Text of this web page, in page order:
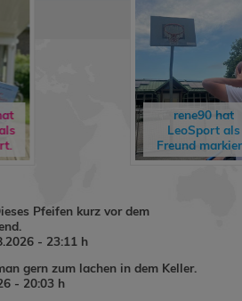
buchreisende
freddyundfelix
Gästebuch
geschrieben.
Pfeifen kurz vor dem
- 23:11 h
gern zum lachen in dem Keller.
- 20:03 h